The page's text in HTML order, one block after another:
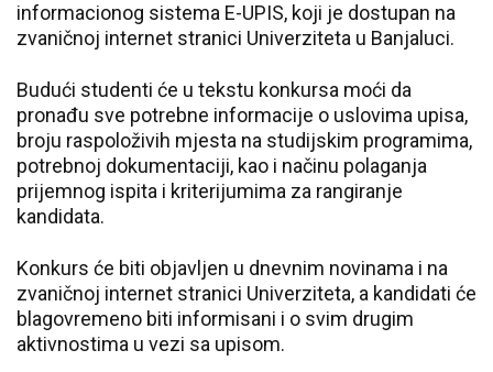
informacionog sistema E-UPIS, koji je dostupan na
zvaničnoj internet stranici Univerziteta u Banjaluci.
Budući studenti će u tekstu konkursa moći da
pronađu sve potrebne informacije o uslovima upisa,
broju raspoloživih mjesta na studijskim programima,
potrebnoj dokumentaciji, kao i načinu polaganja
prijemnog ispita i kriterijumima za rangiranje
kandidata.
Konkurs će biti objavljen u dnevnim novinama i na
zvaničnoj internet stranici Univerziteta, a kandidati će
blagovremeno biti informisani i o svim drugim
aktivnostima u vezi sa upisom.